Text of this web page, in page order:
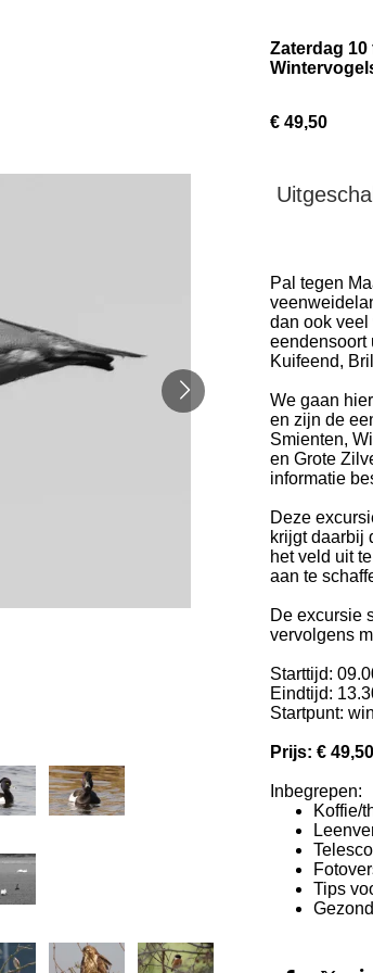
Zaterdag
€ 49,50
Pal tegen
dan ook
eendensoort
Kuifeend,
We gaan
en zijn de
Smienten,
en Grote
informatie
Deze
krijgt daarbij
het veld uit
aan te
De excursie
vervolgens
Starttijd:
Eindtijd:
Startpunt:
Prijs: € 49,50
Inbegrepen:
Koffie/
Tips